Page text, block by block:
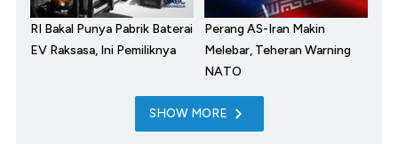
RI Bakal Punya Pabrik Baterai
EV Raksasa, Ini Pemiliknya
Perang AS-Iran Makin
Melebar, Teheran Warning
NATO
SHOW MORE